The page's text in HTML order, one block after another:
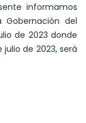
informamos
del
de 2023 donde
de 2023, será